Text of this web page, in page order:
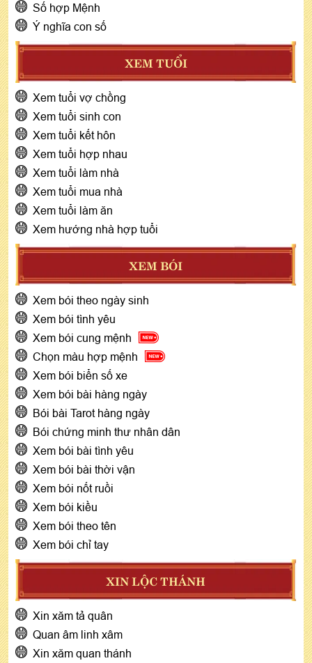
Số hợp Mệnh
Ý nghĩa con số
XEM TUỔI
Xem tuổi vợ chồng
Xem tuổi sinh con
Xem tuổi kết hôn
Xem tuổi hợp nhau
Xem tuổi làm nhà
Xem tuổi mua nhà
Xem tuổi làm ăn
Xem hướng nhà hợp tuổi
XEM BÓI
Xem bói theo ngày sinh
Xem bói tình yêu
Xem bói cung mệnh
Chọn màu hợp mệnh
Xem bói biển số xe
Xem bói bài hàng ngày
Bói bài Tarot hàng ngày
Bói chứng minh thư nhân dân
Xem bói bài tình yêu
Xem bói bài thời vận
Xem bói nốt ruồi
Xem bói kiều
Xem bói theo tên
Xem bói chỉ tay
XIN LỘC THÁNH
Xin xăm tả quân
Quan âm linh xâm
Xin xăm quan thánh